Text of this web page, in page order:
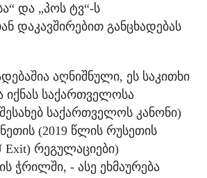
და „პოს ტვ“-ს
დაკავშირებით განცხადებას
აღნიშნული, ეს საკითხი
საქართველოსა
საქართველოს კანონი)
(2019 წლის რუსეთის
Exit) რეგულაციები)
ჭრილში, - ასე ეხმაურება